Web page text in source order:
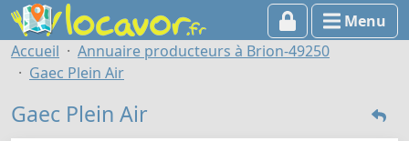
Menu
Accueil
Annuaire producteurs à Brion-49250
Gaec Plein Air
Gaec Plein Air